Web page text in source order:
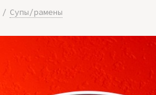
Супы/рамены